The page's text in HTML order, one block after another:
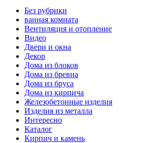
Без рубрики
ванная комната
Вентиляция и отопление
Видео
Двери и окна
Декор
Дома из блоков
Дома из бревна
Дома из бруса
Дома из кирпича
Железобетонные изделия
Изделия из металла
Интересно
Каталог
Кирпич и камень